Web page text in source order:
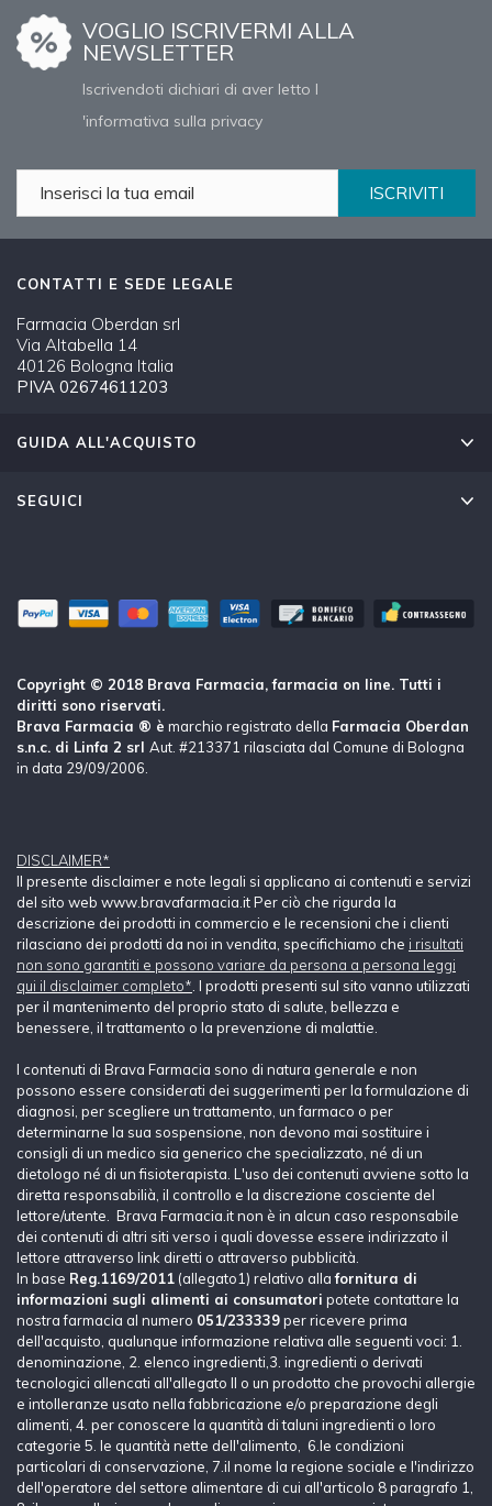
VOGLIO ISCRIVERMI ALLA
NEWSLETTER
Iscrivendoti dichiari di aver letto l
'informativa sulla privacy
ISCRIVITI
CONTATTI E SEDE LEGALE
Farmacia Oberdan srl
Via Altabella 14
40126 Bologna Italia
PIVA 02674611203
GUIDA ALL'ACQUISTO
SEGUICI
Copyright © 2018 Brava Farmacia, farmacia on line. Tutti i
diritti sono riservati.
Brava Farmacia ® è marchio registrato della Farmacia Oberdan
s.n.c. di Linfa 2 srl Aut. #213371 rilasciata dal Comune di Bologna
in data 29/09/2006.
DISCLAIMER*
Il presente disclaimer e note legali si applicano ai contenuti e servizi
del sito web www.bravafarmacia.it Per ciò che rigurda la
descrizione dei prodotti in commercio e le recensioni che i clienti
rilasciano dei prodotti da noi in vendita, specifichiamo che i risultati
non sono garantiti e possono variare da persona a persona leggi
qui il disclaimer completo* . I prodotti presenti sul sito vanno utilizzati
per il mantenimento del proprio stato di salute, bellezza e
benessere, il trattamento o la prevenzione di malattie.
I contenuti di Brava Farmacia sono di natura generale e non
possono essere considerati dei suggerimenti per la formulazione di
diagnosi, per scegliere un trattamento, un farmaco o per
determinarne la sua sospensione, non devono mai sostituire i
consigli di un medico sia generico che specializzato, né di un
dietologo né di un fisioterapista. L'uso dei contenuti avviene sotto la
diretta responsabilià, il controllo e la discrezione cosciente del
lettore/utente. Brava Farmacia.it non è in alcun caso responsabile
dei contenuti di altri siti verso i quali dovesse essere indirizzato il
lettore attraverso link diretti o attraverso pubblicità.
In base Reg.1169/2011 (allegato1) relativo allafornitura di
informazioni sugli alimenti ai consumatori potete contattare la
nostra farmacia al numero 051/233339per ricevere prima
dell'acquisto, qualunque informazione relativa alle seguenti voci: 1.
denominazione, 2. elenco ingredienti,3. ingredienti o derivati
tecnologici allencati all'allegato II o un prodotto che provochi allergie
e intolleranze usato nella fabbricazione e/o preparazione degli
alimenti, 4. per conoscere la quantità di taluni ingredienti o loro
categorie 5. le quantità nette dell'alimento, 6.le condizioni
particolari di conservazione, 7.il nome la regione sociale e l'indirizzo
dell'operatore del settore alimentare di cui all'articolo 8 paragrafo 1,